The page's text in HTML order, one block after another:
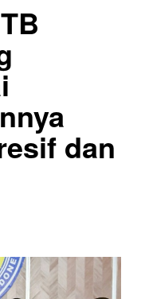
dan